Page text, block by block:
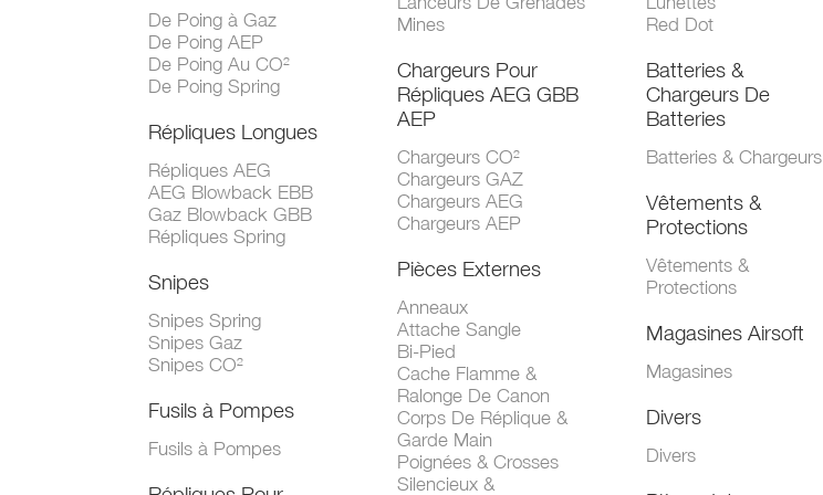
De Poing à Gaz
De Poing AEP
De Poing Au CO²
De Poing Spring
Répliques Longues
Répliques AEG
AEG Blowback EBB
Gaz Blowback GBB
Répliques Spring
Snipes
Snipes Spring
Snipes Gaz
Snipes CO²
Fusils à Pompes
Fusils à Pompes
Mines
Chargeurs Pour
Répliques AEG GBB
AEP
Chargeurs CO²
Chargeurs GAZ
Chargeurs AEG
Chargeurs AEP
Pièces Externes
Anneaux
Attache Sangle
Bi-Pied
Cache Flamme &
Ralonge De Canon
Corps De Réplique &
Garde Main
Poignées & Crosses
Silencieux &
Red Dot
Batteries &
Chargeurs De
Batteries
Batteries & Chargeurs
Vêtements &
Protections
Vêtements &
Protections
Magasines Airsoft
Magasines
Divers
Divers